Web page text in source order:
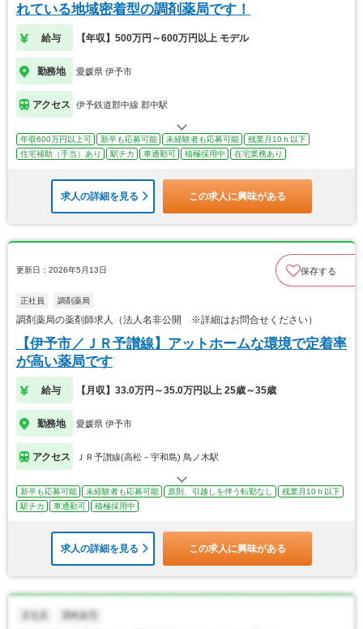
れている地域密着型の調剤薬局です！
給与 【年収】500万円～600万円以上 モデル
勤務地 愛媛県 伊予市
アクセス 伊予鉄道郡中線 郡中駅
年収600万円以上可 新卒も応募可能 未経験者も応募可能
残業月10ｈ以下
住宅補助（手当）あり
駅チカ 車通勤可 積極採用中 在宅業務あり
求人の詳細を見る この求人に興味がある
更新日：2026年5月13日 保存する
正社員 調剤薬局
調剤薬局の薬剤師求人（法人名非公開 ※詳細はお問合せください）
【伊予市／ＪＲ予讃線】アットホームな環境で定着率
が高い薬局です
給与 【月収】33.0万円～35.0万円以上 25歳～35歳
勤務地 愛媛県 伊予市
アクセス ＪＲ予讃線(高松－宇和島) 鳥ノ木駅
新卒も応募可能 未経験者も応募可能 原則、引越しを伴う転勤なし
残業月10ｈ以下
駅チカ
車通勤可 積極採用中
求人の詳細を見る この求人に興味がある